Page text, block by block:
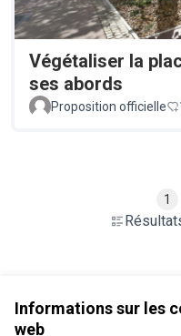
Informations sur les
web
Végétaliser la
ses abords
Proposition officielle
1